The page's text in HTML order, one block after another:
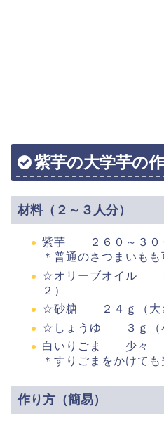
紫芋の大学芋の
材料（２～３人分）
紫芋 ２６０～３０
＊普通のさつまいもも
☆オリーブオイル ３
２）
☆砂糖 ２４ｇ（大
☆しょうゆ ３ｇ（小
白いりごま 少々
＊すりごまをかけて
作り方（簡易）